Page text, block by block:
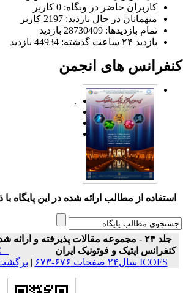
کاربران حاضر در وبگاه: 0 کاربر
میهمانان در حال بازدید: 2197 کاربر
تمام بازدید‌ها: 28730409 بازدید
بازدید ۲۴ ساعت گذشته: 44934 بازدید
های انجمن
.
استفاده از مطالب ارائه شده در این پایگاه با
جلد ۲۴ - مجموعه مقالات پذیرفته و
کنفرانس اپتیک و فوتونیک ایران
_
ICOFS سال۲۴ صفحات ۶۷۶-۶۷۳
| برگشت